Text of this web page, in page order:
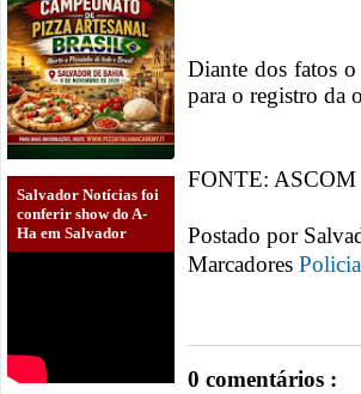
Salvador Notícias foi
conferir show do A-
Ha em Salvador
Diante dos fatos
para o registro da
FONTE:
Postado por
Marcadores
0 comentários :